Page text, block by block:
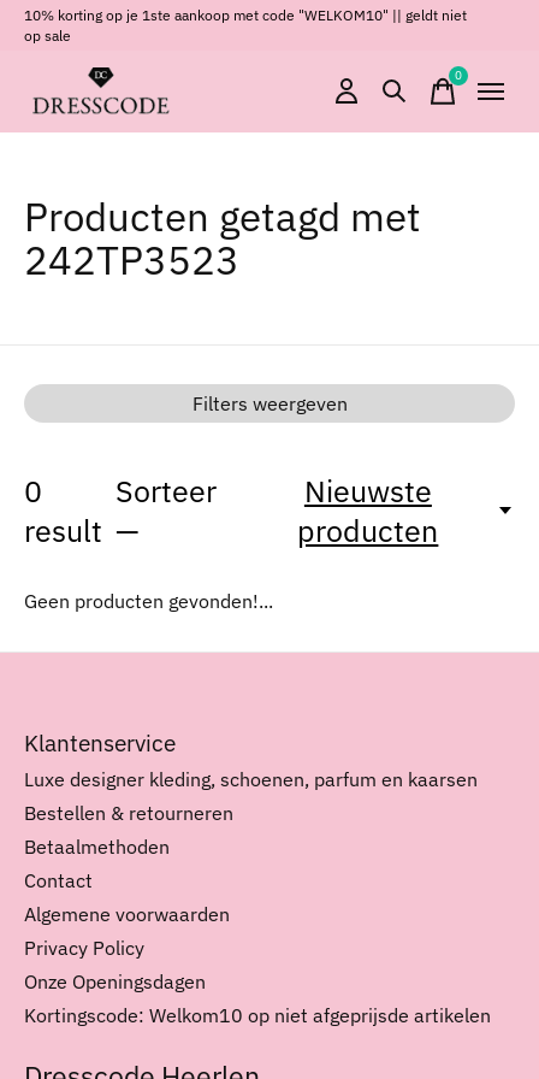
10% korting op je 1ste aankoop met code "WELKOM10" || geldt niet
op sale
0items
Producten getagd met
242TP3523
Filters weergeven
0
result
Sorteer
—
Nieuwste
producten
Geen producten gevonden!...
Klantenservice
Luxe designer kleding, schoenen, parfum en kaarsen
Bestellen & retourneren
Betaalmethoden
Contact
Algemene voorwaarden
Privacy Policy
Onze Openingsdagen
Kortingscode: Welkom10 op niet afgeprijsde artikelen